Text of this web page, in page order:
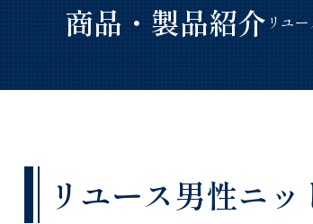
商品・製品紹介 リユ
リユース男性ニ